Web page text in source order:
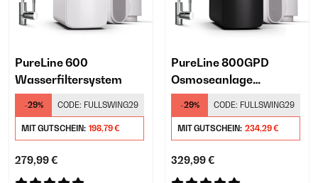
PureLine 600
Wasserfiltersystem
-29% CODE: FULLSWING29
MIT GUTSCHEIN: 198,79 €
279,99 €
PureLine 800GPD
Osmoseanlage​
Untertisch Schwarz
-29% CODE: FULLSWING29
MIT GUTSCHEIN: 234,29 €
329,99 €